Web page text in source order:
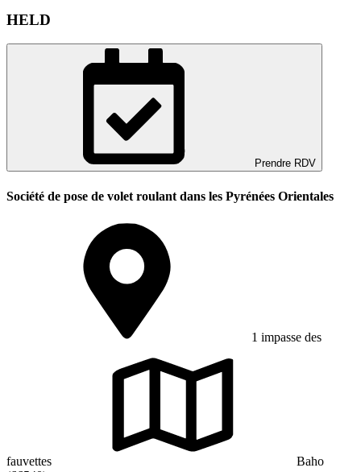
HELD
Prendre RDV
Société de pose de volet roulant dans les Pyrénées Orientales
1 impasse des
fauvettes
Baho